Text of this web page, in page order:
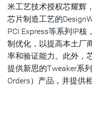
米工艺技术授权芯耀辉
芯片制造工艺的
PCI Express等系列IP
制优化，以提高本土厂
率和验证能力。此外，
提供新思的Tweaker系
Orders）产品，并提供